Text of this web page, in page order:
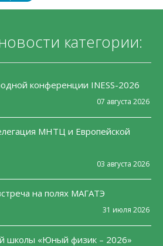
категории:
конференции INESS-2026
07 августа 2026
МНТЦ и Европейской
03 августа 2026
на полях МАГАТЭ
31 июля 2026
школы «Юный физик – 2026»